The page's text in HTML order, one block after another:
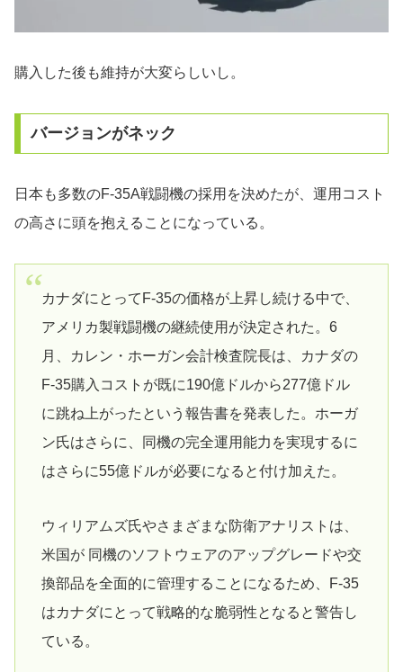
購入した後も維持が大変らしいし。
バージョンがネック
日本も多数のF-35A戦闘機の採用を決めたが、運用コスト
の高さに頭を抱えることになっている。
カナダにとってF-35の価格が上昇し続ける中で、
アメリカ製戦闘機の継続使用が決定された。6
月、カレン・ホーガン会計検査院長は、カナダの
F-35購入コストが既に190億ドルから277億ドル
に跳ね上がったという報告書を発表した。ホーガ
ン氏はさらに、同機の完全運用能力を実現するに
はさらに55億ドルが必要になると付け加えた。
ウィリアムズ氏やさまざまな防衛アナリストは、
米国が 同機のソフトウェアのアップグレードや交
換部品を全面的に管理することになるため、F-35
はカナダにとって戦略的な脆弱性となると警告し
ている。